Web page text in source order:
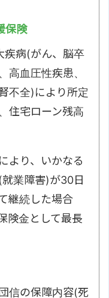
保険
疾病(がん、脳卒
高血圧性疾患、
不全)により所定
住宅ローン残高
より、いかなる
業障害)が30日
継続した場合
険金として最長
信の保障内容(死